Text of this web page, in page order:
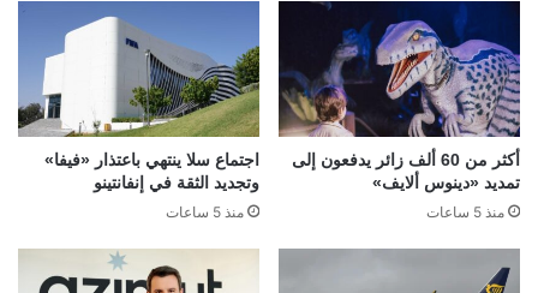
أكثر من 60 ألف زائر يدفعون إلى
تمديد «دينوس ألايف»
منذ 5 ساعات
اجتماع سلا ينتهي باعتذار «فيفا»
وتجديد الثقة في إنفانتينو
منذ 5 ساعات